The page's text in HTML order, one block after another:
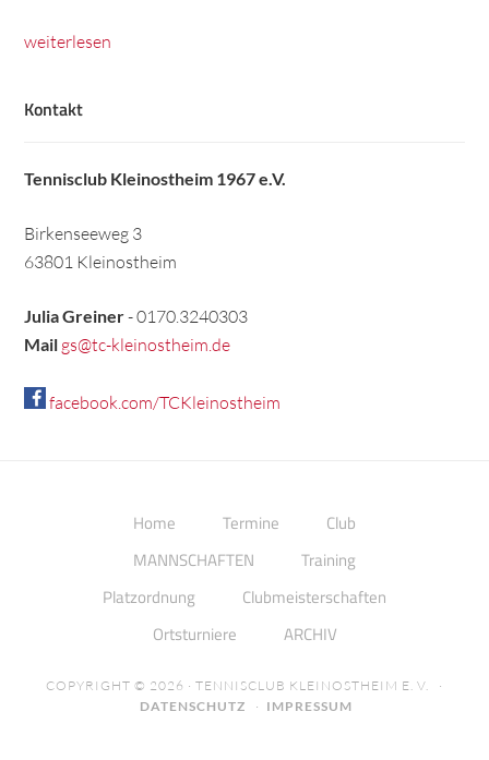
weiterlesen
Kontakt
Tennisclub Kleinostheim 1967 e.V.
Birkenseeweg 3
63801 Kleinostheim
Julia Greiner- 0170.3240303
Mail gs@tc-kleinostheim.de
facebook.com/TCKleinostheim
Home Termine
Club
MANNSCHAFTEN
Training
Platzordnung
Clubmeisterschaften
Ortsturniere
ARCHIV
COPYRIGHT © 2026 · TENNISCLUB KLEINOSTHEIM E. V. ·
DATENSCHUTZ · IMPRESSUM